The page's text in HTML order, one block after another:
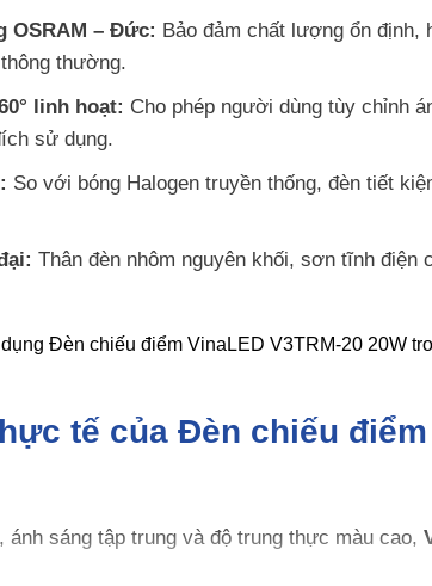
OSRAM – Đức: Bảo đảm chất lượng ổn định,
thường.
linh hoạt: Cho phép người dùng tùy chỉnh
sử dụng.
So với bóng Halogen truyền thống, đèn tiết
Thân đèn nhôm nguyên khối, sơn tĩnh điện
tế của Đèn chiếu điểm
ánh sáng tập trung và độ trung thực màu cao,